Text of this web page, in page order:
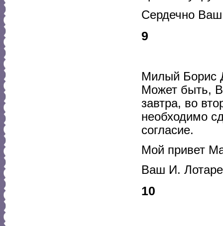
Сердечно
9
Милый Борис
Может быть,
завтра, во
необходимо
согласие.
Мой привет
Ваш И.
10